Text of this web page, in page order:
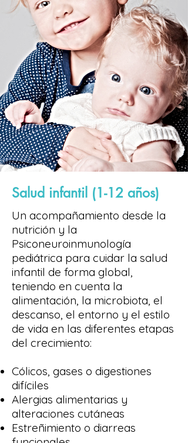
Salud infantil (1-12 años)
Un acompañamiento desde la
nutrición y la
Psiconeuroinmunología
pediátrica para cuidar la salud
infantil de forma global,
teniendo en cuenta la
alimentación, la microbiota, el
descanso, el entorno y el estilo
de vida en las diferentes etapas
del crecimiento:
Cólicos, gases o digestiones
difíciles
Alergias alimentarias y
alteraciones cutáneas
Estreñimiento o diarreas